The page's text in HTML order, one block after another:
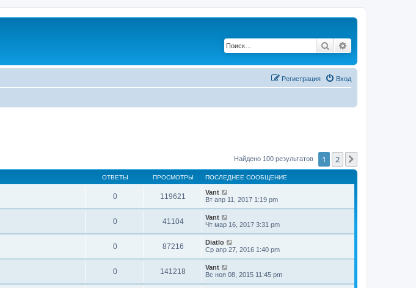
Поиск
Вход
Регистрация
Найдено 100 результатов 1 2
ОТВЕТЫ ПРОСМОТРЫ ПОСЛЕДНЕЕ СООБЩЕНИЕ
0 119621
Vant
Вт апр 11, 2017 1:19 pm
0 41104
Vant
Чт мар 16, 2017 3:31 pm
0 87216
Diatlo
Ср апр 27, 2016 1:40 pm
0 141218
Vant
Вс ноя 08, 2015 11:45 pm